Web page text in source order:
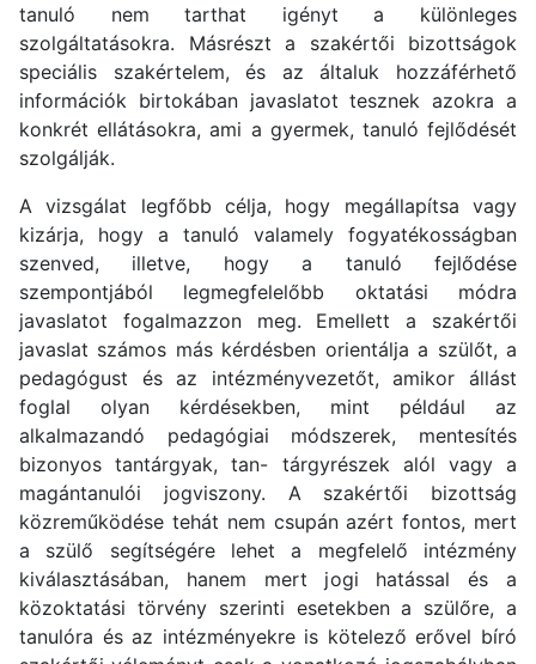
tanuló nem tarthat igényt a különleges
szolgáltatásokra. Másrészt a szakértői bizottságok
speciális szakértelem, és az általuk hozzáférhető
információk birtokában javaslatot tesznek azokra a
konkrét ellátásokra, ami a gyermek, tanuló fejlődését
szolgálják.
A vizsgálat legfőbb célja, hogy megállapítsa vagy
kizárja, hogy a tanuló valamely fogyatékosságban
szenved, illetve, hogy a tanuló fejlődése
szempontjából legmegfelelőbb oktatási módra
javaslatot fogalmazzon meg. Emellett a szakértői
javaslat számos más kérdésben orientálja a szülőt, a
pedagógust és az intézményvezetőt, amikor állást
foglal olyan kérdésekben, mint például az
alkalmazandó pedagógiai módszerek, mentesítés
bizonyos tantárgyak, tan- tárgyrészek alól vagy a
magántanulói jogviszony. A szakértői bizottság
közreműködése tehát nem csupán azért fontos, mert
a szülő segítségére lehet a megfelelő intézmény
kiválasztásában, hanem mert jogi hatással és a
közoktatási törvény szerinti esetekben a szülőre, a
tanulóra és az intézményekre is kötelező erővel bíró